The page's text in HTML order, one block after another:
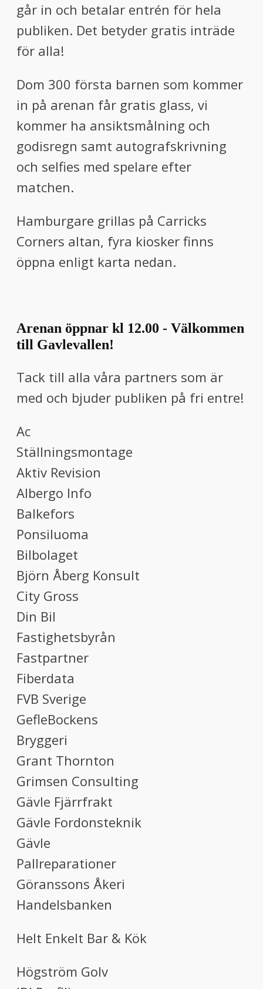
går in och betalar entrén för hela
publiken. Det betyder gratis inträde
för alla!
Dom 300 första barnen som kommer
in på arenan får gratis glass, vi
kommer ha ansiktsmålning och
godisregn samt autografskrivning
och selfies med spelare efter
matchen.
Hamburgare grillas på Carricks
Corners altan, fyra kiosker finns
öppna enligt karta nedan.
Arenan öppnar kl 12.00 - Välkommen
till Gavlevallen!
Tack till alla våra partners som är
med och bjuder publiken på fri entre!
Ac
Ställningsmontage
Aktiv Revision
Albergo Info
Balkefors
Ponsiluoma
Bilbolaget
Björn Åberg Konsult
City Gross
Din Bil
Fastighetsbyrån
Fastpartner
Fiberdata
FVB Sverige
GefleBockens
Bryggeri
Grant Thornton
Grimsen Consulting
Gävle Fjärrfrakt
Gävle Fordonsteknik
Gävle
Pallreparationer
Göranssons Åkeri
Handelsbanken
Helt Enkelt Bar & Kök
Högström Golv